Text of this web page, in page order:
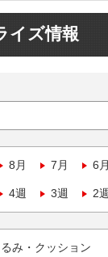
イズ情報
8月 7月 6月
4週 3週 2週
み・クッション